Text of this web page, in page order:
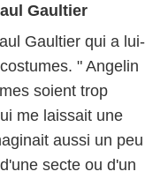
Gaultier
Gaultier qui a lui-
" Angelin
soient trop
me laissait une
aussi un peu
secte ou d'un